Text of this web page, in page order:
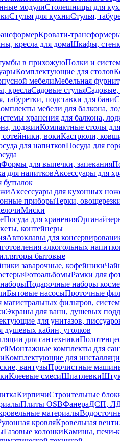
модулиСтолешницы для
Стулья для кухниСтулья,
Кровати-
кресла для домаШкафы,
в прихожуюПолки и
Комплектующие для столов
мебелиМебельная
креслаСадовые стульяСадовые,
табуретки, подставки для бани
мебели для балкона,
хранения для балкона,
лоджииКомпактные столы
вокиКастрюли,
для напитковПосуда для
Формы для выпечки, запекания
для напитковАксессуары для
бутылок
Аксессуары для кухонных
приборыТерки,
Миски
Посуда для хранения
контейнеры
Автоклавы для
алкогольных
бытовые
заварочные, кофейники
ФотоальбомыРамки для
Подарочные наборы
Бытовые насосыПроточные
магистральных фильтров,
Экраны для ванн, душевых
для унитазов,
кабин, уголков
для сантехники
Монтажные комплекты для
Комплектующие для
вантузыПрочистные
Клеевые смесиШпатлевки
КирпичиСтроительные
Плиты OSBФанераДСП,
материалы
кровляКровельная
Газовые колонкиКамины, печи-